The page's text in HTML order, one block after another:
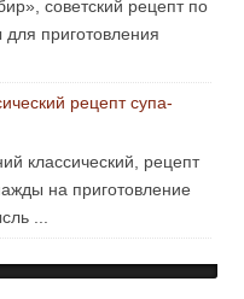
советский рецепт по
приготовления
рецепт супа-
классический, рецепт
на приготовление
...